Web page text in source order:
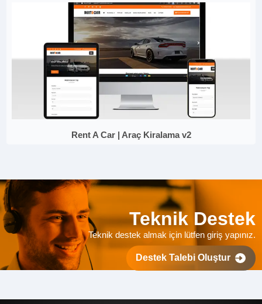
Rent A Car | Araç Kiralama v2
Teknik Destek
Teknik destek almak için lütfen giriş yapınız.
Destek Talebi Oluştur